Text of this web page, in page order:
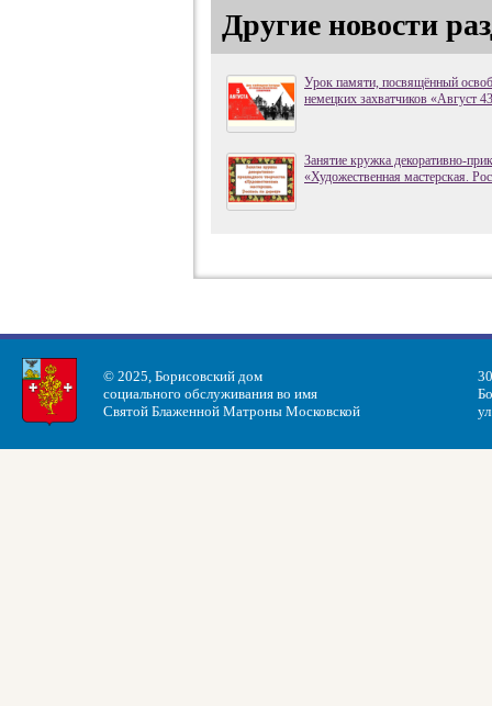
Другие новости
Урок памяти, посвящённый
немецких захватчиков «Август
Занятие кружка декоративно-
«Художественная мастерская.
© 2025, Борисовский дом
социального обслуживания во имя
Святой Блаженной Матроны Московской